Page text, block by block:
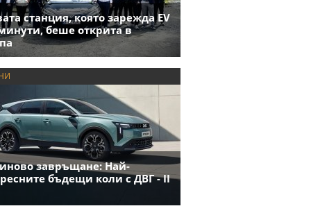
станция, която зарежда EV
беше открита в
завръщане: Най-
бъдещи коли с ДВГ - II